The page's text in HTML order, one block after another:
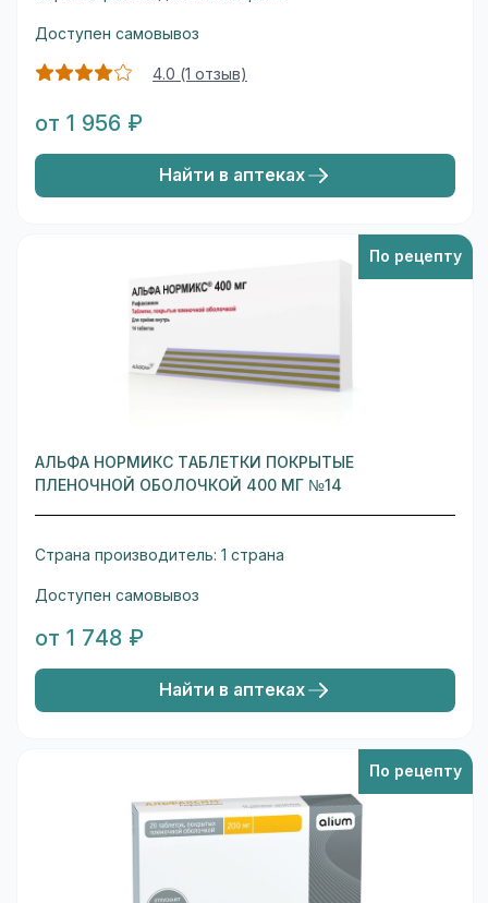
Доступен самовывоз
4.0 (1 отзыв)
от 1 956 ₽
Найти в аптеках
По рецепту
АЛЬФА НОРМИКС ТАБЛЕТКИ ПОКРЫТЫЕ
ПЛЕНОЧНОЙ ОБОЛОЧКОЙ 400 МГ №14
Страна производитель: 1 страна
Доступен самовывоз
от 1 748 ₽
Найти в аптеках
По рецепту